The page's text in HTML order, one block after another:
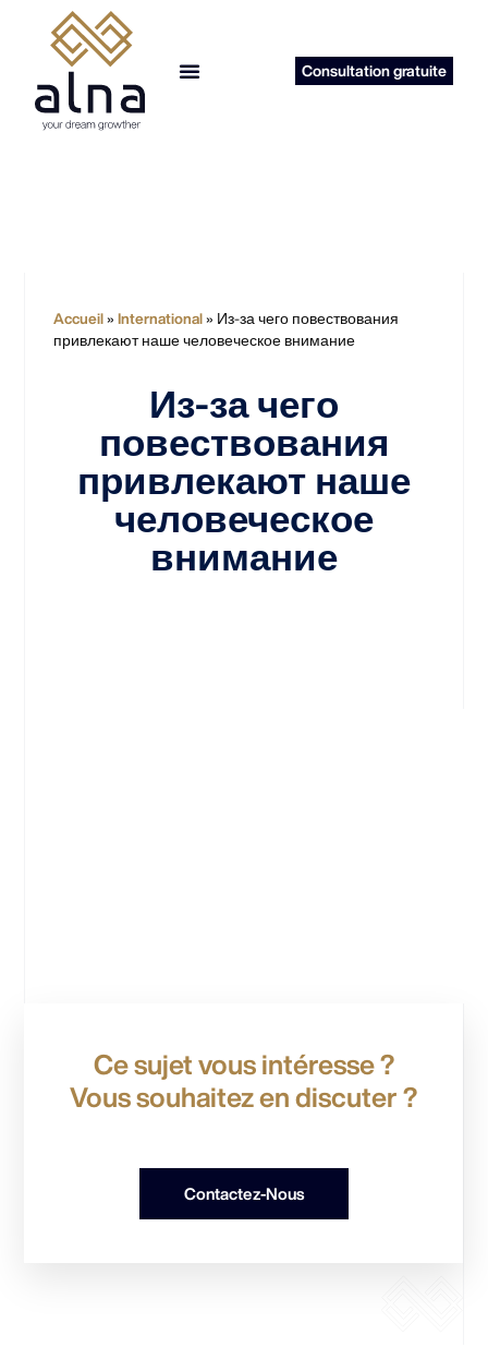
Consultation gratuite
Accueil» International» Из-за чего повествования
привлекают наше человеческое внимание
Из-за чего
повествования
привлекают наше
человеческое
внимание
Ce sujet vous intéresse ?
Vous souhaitez en discuter ?
Contactez-Nous